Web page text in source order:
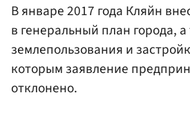
В январе 2017 года Кляйн
в генеральный план города,
землепользования и
которым заявление
отклонено.